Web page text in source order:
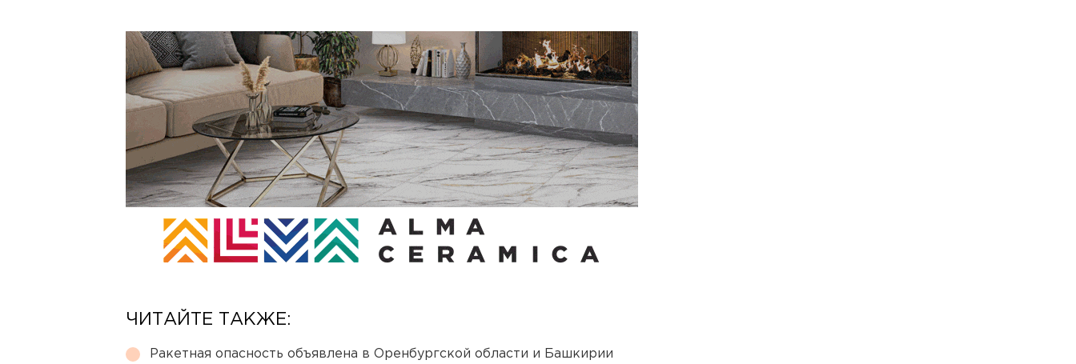
ЧИТАЙТЕ ТАКЖЕ:
Ракетная опасность объявлена в Оренбургской области и Башкирии